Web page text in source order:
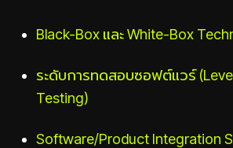
Black-Box และ White-Box
ระดับการทดสอบซอฟต์แวร์
Testing)
Software/Product Integration